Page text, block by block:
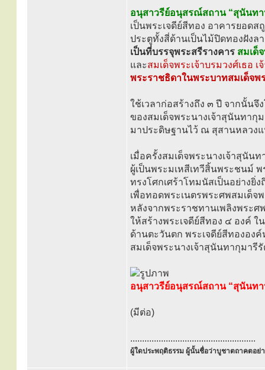
อนุสาวรีย์อนุสรณ์สถาน “สุนันทา
เป็นพระเจดีย์สีทอง อาคารยอด
ประตูทั้งสี่ด้านเป็นไม้ปิดทองฝังล
เป็นที่บรรจุพระสรีรางคาร สมเด็
และสมเด็จพระเจ้าบรมวงศ์เธ
พระราชธิดาในพระบาทสมเด็จพ
ใช้เวลาก่อสร้างถึง ๓ ปี จากนั้นจึ
ของสมเด็จพระนางเจ้าสุนันทากุ
มาประดิษฐานไว้ ณ สุสานหลว
เมื่อครั้งสมเด็จพระนางเจ้าสุนัน
ผู้เป็นพระมเหสีเทวีสิ้นพระชนม์
ทรงโศกเศร้าโทมนัสเป็นอย่างยิ่ง
เพื่อทอดพระเนตรพระศพสมเด็จ
หลังจากพระราชทานเพลิงพระศ
ให้สร้างพระเจดีย์สีทอง ๔ องค์
ด้านตะวันตก พระเจดีย์สีทององ
สมเด็จพระนางเจ้าสุนันทากุมา
อนุสาวรีย์อนุสรณ์สถาน “สุนันทา
(มีต่อ)
.....................................................
ผู้ใดประพฤติธรรม ผู้นั้นชื่อว่าบูชาตถาคตอย่า